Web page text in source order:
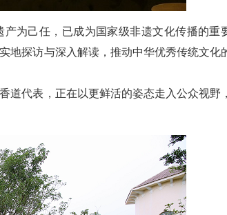
为己任，已成为国家级非遗文化传播的重
地探访与深入解读，推动中华优秀传统文化
道代表，正在以更鲜活的姿态走入公众视野